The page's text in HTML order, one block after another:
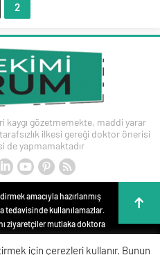
2
gözetmemekte, maddi yarar
ilkesi gereği doktor önerisi
de yapmamaktadır
amacıyla hazırlanmış
tedavisinde kullanılamazlar.
ziyaretçiler mutlaka doktora
hiç bir zaman hekim
alamaz. Site içeriği kişisel
için çerezleri kullanır. Bunun